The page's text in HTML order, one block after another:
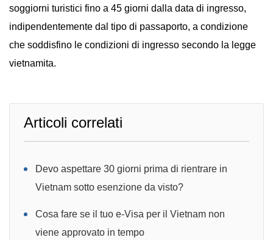
soggiorni turistici fino a 45 giorni dalla data di ingresso,
indipendentemente dal tipo di passaporto, a condizione
che soddisfino le condizioni di ingresso secondo la legge
vietnamita.
Articoli correlati
Devo aspettare 30 giorni prima di rientrare in
Vietnam sotto esenzione da visto?
Cosa fare se il tuo e-Visa per il Vietnam non
viene approvato in tempo